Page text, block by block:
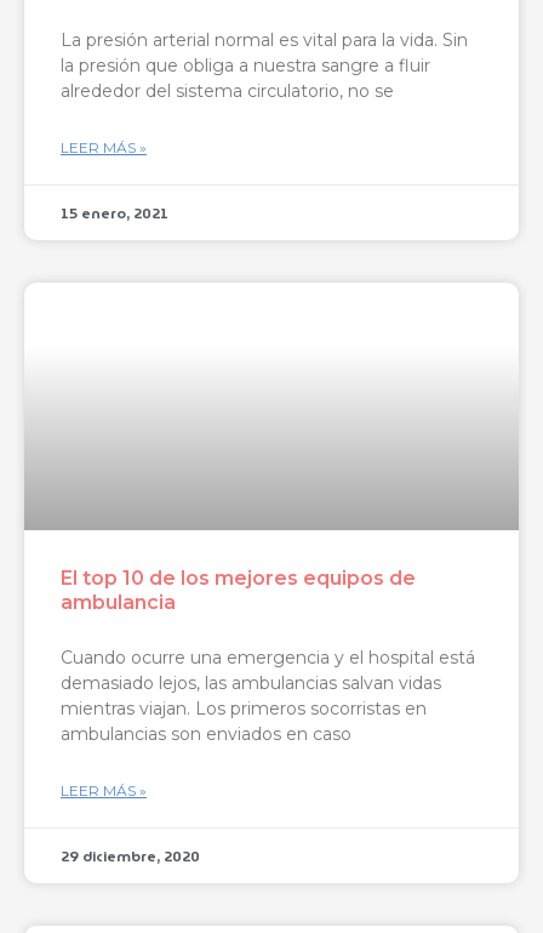
La presión arterial normal es vital para la vida. Sin
la presión que obliga a nuestra sangre a fluir
alrededor del sistema circulatorio, no se
LEER MÁS »
15 enero, 2021
El top 10 de los mejores equipos de
ambulancia
Cuando ocurre una emergencia y el hospital está
demasiado lejos, las ambulancias salvan vidas
mientras viajan. Los primeros socorristas en
ambulancias son enviados en caso
LEER MÁS »
29 diciembre, 2020